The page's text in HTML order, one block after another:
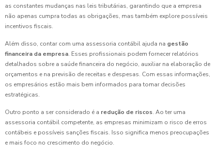
as constantes mudanças nas leis tributárias, garantindo que a empresa
não apenas cumpra todas as obrigações, mas também explore possíveis
incentivos fiscais.
Além disso, contar com uma assessoria contábil ajuda na gestão
financeira da empresa. Esses profissionais podem fornecer relatórios
detalhados sobre a saúde financeira do negócio, auxiliar na elaboração de
orçamentos e na previsão de receitas e despesas. Com essas informações,
os empresários estão mais bem informados para tomar decisões
estratégicas.
Outro ponto a ser considerado é a redução de riscos. Ao ter uma
assessoria contábil competente, as empresas minimizam o risco de erros
contábeis e possíveis sanções fiscais. Isso significa menos preocupações
e mais foco no crescimento do negócio.